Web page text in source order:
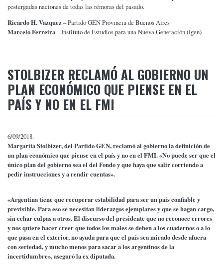
postergadas naciones de todas las rémoras del pasado.
Ricardo H. Vazquez– Partido GEN Provincia de Buenos Aires
Marcelo Ferreira– Instituto de Estudios para una Nueva Generación (Igen)
STOLBIZER RECLAMÓ AL GOBIERNO UN
PLAN ECONÓMICO QUE PIENSE EN EL
PAÍS Y NO EN EL FMI
6/09/2018.
Margarita Stolbizer, del Partido GEN, reclamó al gobierno la definición de
un plan económico que piense en el país y no en el FMI. «No puede ser que el
único plan del gobierno sea el del Fondo y que haya que salir corriendo a
pedir instrucciones y a rendir cuentas».
«Argentina tiene que recuperar estabilidad para ser un país confiable y
previsible. Para eso se necesitan liderazgos ejemplares y que se hagan cargo,
sin echar culpas a otros. El discurso del presidente que no reconoce errores
y nos quiere hacer creer que todos los males se deben a los cuadernos o a lo
que pasa en el exterior, no ayuda para que el país sea mirado desde afuera
con seriedad, y mucho menos para sacar a los argentinos de la
incertidumbre», aseguró la ex diputada.